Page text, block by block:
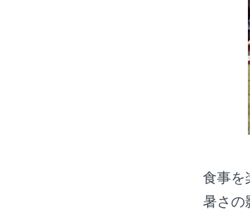
食事を
暑さの